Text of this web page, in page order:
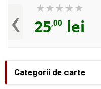
Categorii de carte
‹ 25,00 lei